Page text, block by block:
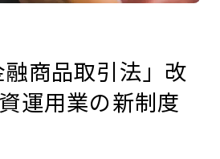
商品取引法」改
運用業の新制度